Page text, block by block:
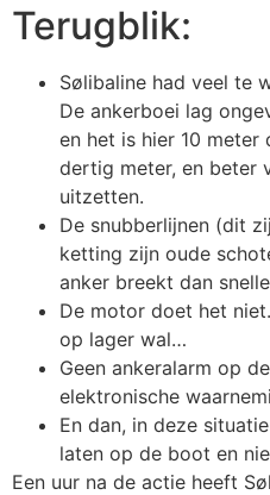
Terugblik:
Sølibaline had veel te
De ankerboei lag
en het is hier 10 meter
dertig meter, en beter
uitzetten.
De snubberlijnen (dit
ketting zijn oude
anker breekt dan
De motor doet het
op lager wal…
Geen ankeralarm op
elektronische
En dan, in deze
laten op de boot en
Een uur na de actie heeft